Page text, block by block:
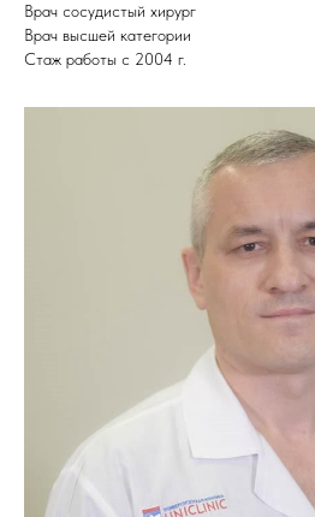
Врач сосудистый хирург
Врач высшей категории
Стаж работы с 2004 г.